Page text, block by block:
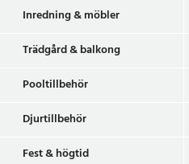
Inredning & möbler
Trädgård & balkong
Pooltillbehör
Djurtillbehör
Fest & högtid